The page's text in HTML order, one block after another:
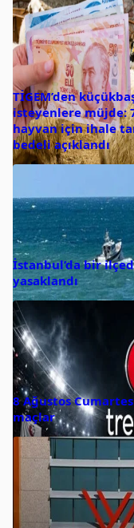
TİGEM’den
isteyenlere müjde:
hayvan için ihale
bedeli açıklandı
İstanbul’da bir
yasaklandı
8 Ağustos
maçlar